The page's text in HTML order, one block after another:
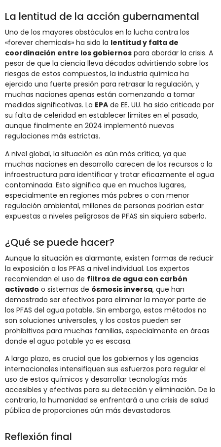
La lentitud de la acción gubernamental
Uno de los mayores obstáculos en la lucha contra los
«forever chemicals» ha sido la lentitud y falta de
coordinación entre los gobiernos para abordar la crisis. A
pesar de que la ciencia lleva décadas advirtiendo sobre los
riesgos de estos compuestos, la industria química ha
ejercido una fuerte presión para retrasar la regulación, y
muchas naciones apenas están comenzando a tomar
medidas significativas. La EPA de EE. UU. ha sido criticada por
su falta de celeridad en establecer límites en el pasado,
aunque finalmente en 2024 implementó nuevas
regulaciones más estrictas.
A nivel global, la situación es aún más crítica, ya que
muchas naciones en desarrollo carecen de los recursos o la
infraestructura para identificar y tratar eficazmente el agua
contaminada. Esto significa que en muchos lugares,
especialmente en regiones más pobres o con menor
regulación ambiental, millones de personas podrían estar
expuestas a niveles peligrosos de PFAS sin siquiera saberlo.
¿Qué se puede hacer?
Aunque la situación es alarmante, existen formas de reducir
la exposición a los PFAS a nivel individual. Los expertos
recomiendan el uso de filtros de agua con carbón
activado o sistemas de ósmosis inversa, que han
demostrado ser efectivos para eliminar la mayor parte de
los PFAS del agua potable. Sin embargo, estos métodos no
son soluciones universales, y los costos pueden ser
prohibitivos para muchas familias, especialmente en áreas
donde el agua potable ya es escasa.
A largo plazo, es crucial que los gobiernos y las agencias
internacionales intensifiquen sus esfuerzos para regular el
uso de estos químicos y desarrollar tecnologías más
accesibles y efectivas para su detección y eliminación. De lo
contrario, la humanidad se enfrentará a una crisis de salud
pública de proporciones aún más devastadoras.
Reflexión final